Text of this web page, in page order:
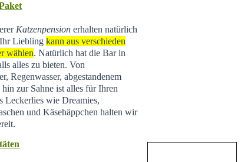
Katzenpension erhalten natürlich
Ihr Lieblingkann aus verschieden
wählen. Natürlich hat die Bar in
alles zu bieten. Von
Regenwasser, abgestandenem
zur Sahne ist alles für Ihren
Leckerlies wie Dreamies,
und Käsehäppchen halten wir